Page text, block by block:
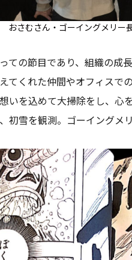
おさむさん・ゴーイングメリー
ての節目であり、組織の成
てくれた仲間やオフィス
いを込めて大掃除をし、
初雪を観測。ゴーイングメ